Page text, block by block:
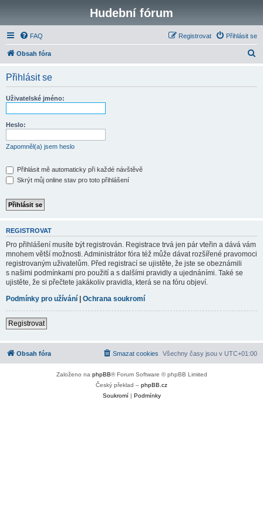
Hudební fórum
FAQ Přihlásit se
Registrovat
Obsah fóra
Přihlásit se
Uživatelské jméno:
Heslo:
Zapomněl(a) jsem heslo
Přihlásit mě automaticky při každé návštěvě
Skrýt můj online stav pro toto přihlášení
REGISTROVAT
Pro přihlášení musíte být registrován. Registrace trvá jen pár vteřin a dává vám
mnohem větší možnosti. Administrátor fóra též může dávat rozšířené pravomoci
registrovaným uživatelům. Před registrací se ujistěte, že jste se obeznámili
s našimi podmínkami pro použití a s dalšími pravidly a ujednáními. Také se
ujistěte, že si přečtete jakákoliv pravidla, která se na fóru objeví.
Podmínky pro užívání | Ochrana soukromí
Registrovat
Obsah fóra Všechny časy jsou v UTC+01:00
Smazat cookies
Založeno na phpBB® Forum Software © phpBB Limited
Český překlad – phpBB.cz
Soukromí| Podmínky